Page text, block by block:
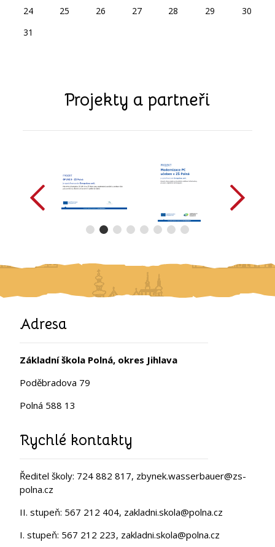
24
25 26 27 28 29
30
31
Projekty a partneři
Adresa
Základní škola Polná, okres Jihlava
Poděbradova 79
Polná 588 13
Rychlé kontakty
Ředitel školy: 724 882 817, zbynek.wasserbauer@zs-
polna.cz
II. stupeň: 567 212 404, zakladni.skola@polna.cz
I. stupeň: 567 212 223, zakladni.skola@polna.cz